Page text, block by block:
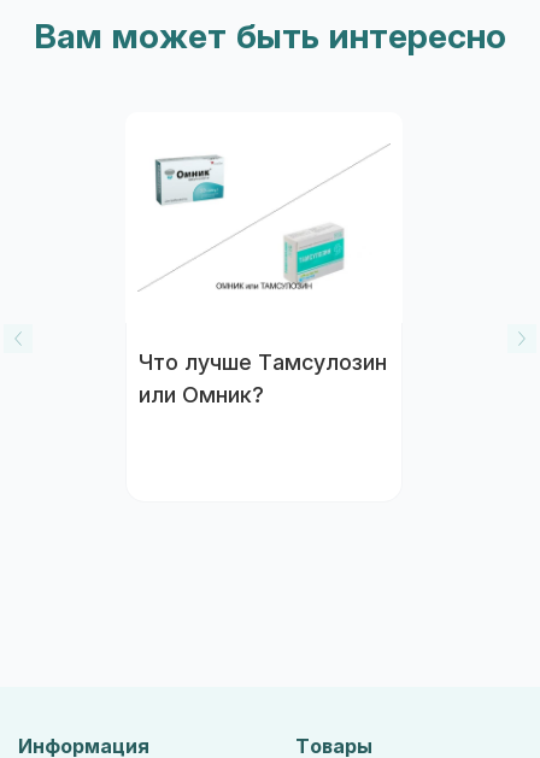
Вам может быть интересно
Что лучше Тамсулозин
или Омник?
Информация Товары